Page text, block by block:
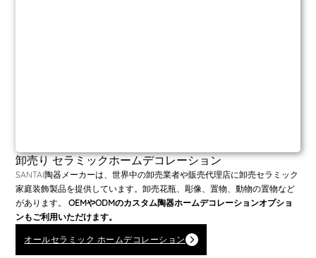
卸売り セラミックホームデコレーション
SANTAI陶器メーカーは、世界中の卸売業者や販売代理店に卸売セラミック
家庭装飾製品を提供しています。卸売花瓶、彫像、置物、動物の置物など
があります。
OEMやODMのカスタム陶器ホームデコレーションオプショ
ンもご利用いただけます。
オールセラミック ホームデコレーション